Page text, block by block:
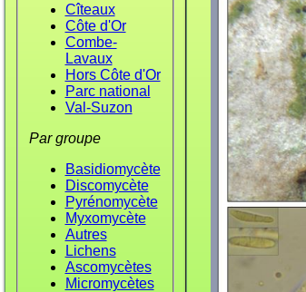
Cîteaux
Côte d'Or
Combe-
Lavaux
Hors Côte d'Or
Parc national
Val-Suzon
Par groupe
Basidiomycète
Discomycète
Pyrénomycète
Myxomycète
Autres
Lichens
Ascomycètes
Micromycètes